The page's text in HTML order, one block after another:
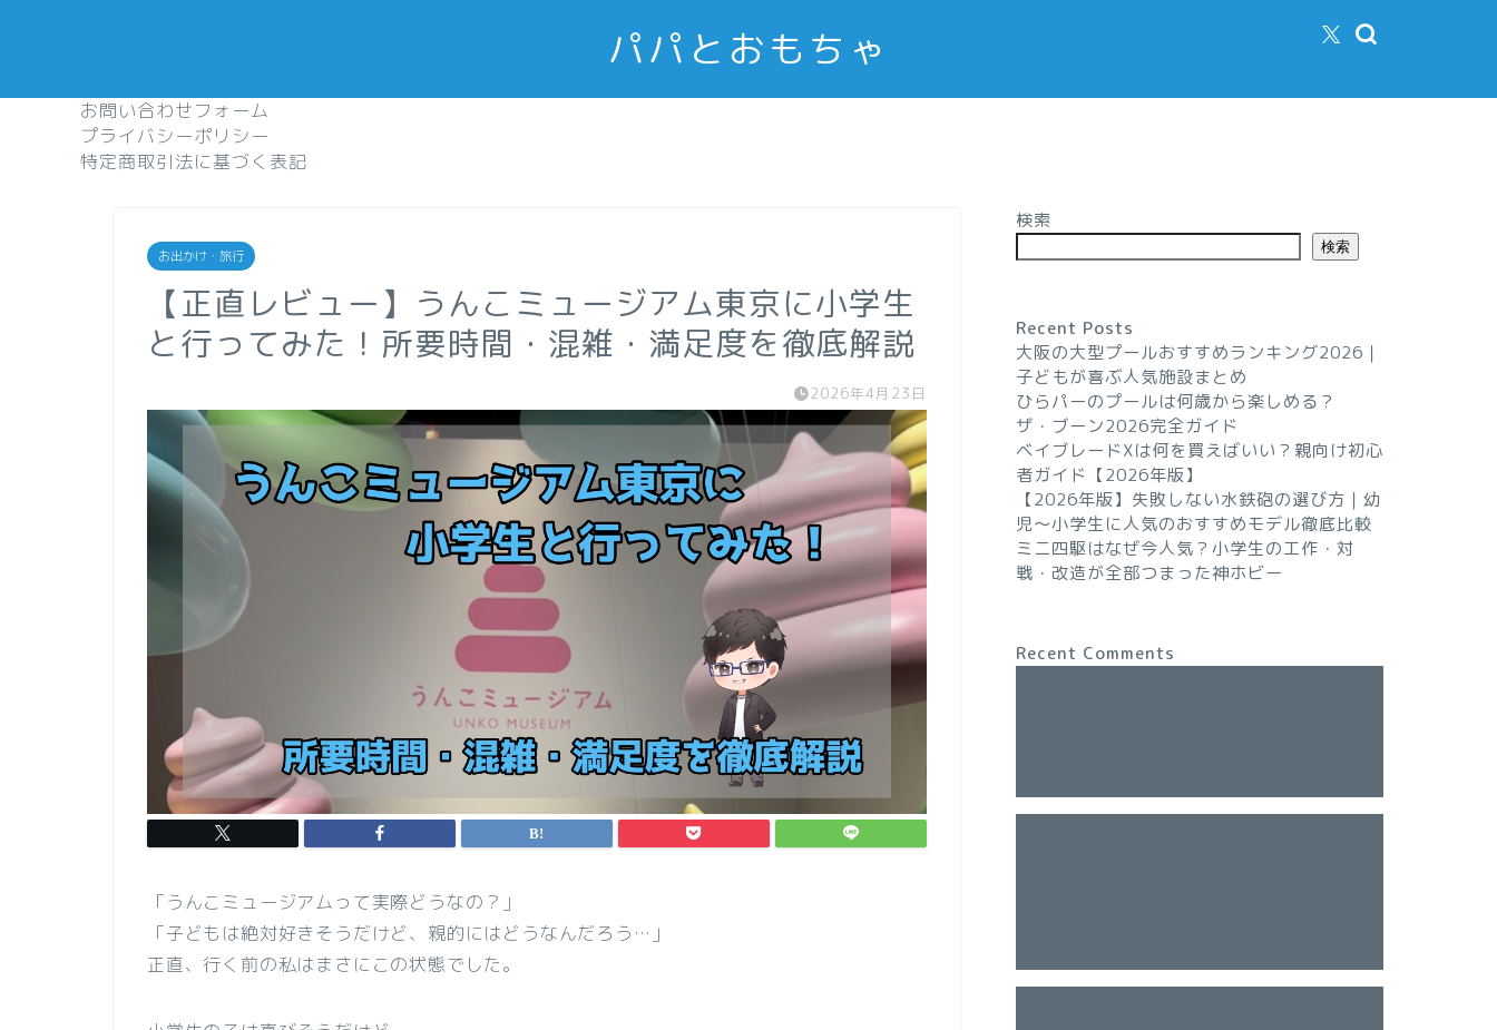
パパとおもちゃ
お問い合わせフォーム
プライバシーポリシー
特定商取引法に基づく表記
お出かけ・旅行
【正直レビュー】うんこミュージアム東京に小学生
と行ってみた！所要時間・混雑・満足度を徹底解説
2026年4月23日
「うんこミュージアムって実際どうなの？」
「子どもは絶対好きそうだけど、親的にはどうなんだろう…」
正直、行く前の私はまさにこの状態でした。
検索
検索
Recent Posts
大阪の大型プールおすすめランキング2026｜
子どもが喜ぶ人気施設まとめ
ひらパーのプールは何歳から楽しめる？
ザ・ブーン2026完全ガイド
ベイブレードXは何を買えばいい？親向け初心
者ガイド【2026年版】
【2026年版】失敗しない水鉄砲の選び方｜幼
児〜小学生に人気のおすすめモデル徹底比較
ミニ四駆はなぜ今人気？小学生の工作・対
戦・改造が全部つまった神ホビー
Recent Comments